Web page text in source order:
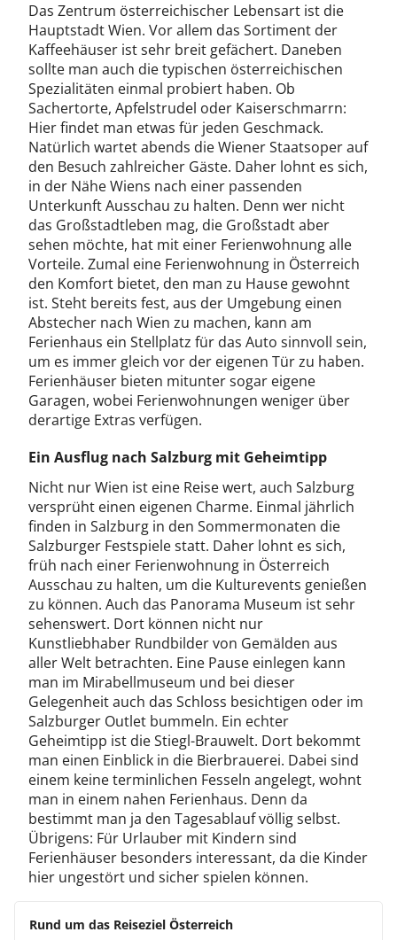
Das Zentrum österreichischer Lebensart ist die
Hauptstadt Wien. Vor allem das Sortiment der
Kaffeehäuser ist sehr breit gefächert. Daneben
sollte man auch die typischen österreichischen
Spezialitäten einmal probiert haben. Ob
Sachertorte, Apfelstrudel oder Kaiserschmarrn:
Hier findet man etwas für jeden Geschmack.
Natürlich wartet abends die Wiener Staatsoper auf
den Besuch zahlreicher Gäste. Daher lohnt es sich,
in der Nähe Wiens nach einer passenden
Unterkunft Ausschau zu halten. Denn wer nicht
das Großstadtleben mag, die Großstadt aber
sehen möchte, hat mit einer Ferienwohnung alle
Vorteile. Zumal eine Ferienwohnung in Österreich
den Komfort bietet, den man zu Hause gewohnt
ist. Steht bereits fest, aus der Umgebung einen
Abstecher nach Wien zu machen, kann am
Ferienhaus ein Stellplatz für das Auto sinnvoll sein,
um es immer gleich vor der eigenen Tür zu haben.
Ferienhäuser bieten mitunter sogar eigene
Garagen, wobei Ferienwohnungen weniger über
derartige Extras verfügen.
Ein Ausflug nach Salzburg mit Geheimtipp
Nicht nur Wien ist eine Reise wert, auch Salzburg
versprüht einen eigenen Charme. Einmal jährlich
finden in Salzburg in den Sommermonaten die
Salzburger Festspiele statt. Daher lohnt es sich,
früh nach einer Ferienwohnung in Österreich
Ausschau zu halten, um die Kulturevents genießen
zu können. Auch das Panorama Museum ist sehr
sehenswert. Dort können nicht nur
Kunstliebhaber Rundbilder von Gemälden aus
aller Welt betrachten. Eine Pause einlegen kann
man im Mirabellmuseum und bei dieser
Gelegenheit auch das Schloss besichtigen oder im
Salzburger Outlet bummeln. Ein echter
Geheimtipp ist die Stiegl-Brauwelt. Dort bekommt
man einen Einblick in die Bierbrauerei. Dabei sind
einem keine terminlichen Fesseln angelegt, wohnt
man in einem nahen Ferienhaus. Denn da
bestimmt man ja den Tagesablauf völlig selbst.
Übrigens: Für Urlauber mit Kindern sind
Ferienhäuser besonders interessant, da die Kinder
hier ungestört und sicher spielen können.
Rund um das Reiseziel Österreich